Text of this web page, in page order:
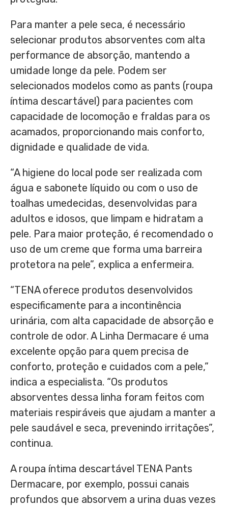
Para manter a pele seca, é necessário
selecionar produtos absorventes com alta
performance de absorção, mantendo a
umidade longe da pele. Podem ser
selecionados modelos como as pants (roupa
íntima descartável) para pacientes com
capacidade de locomoção e fraldas para os
acamados, proporcionando mais conforto,
dignidade e qualidade de vida.
“A higiene do local pode ser realizada com
água e sabonete líquido ou com o uso de
toalhas umedecidas, desenvolvidas para
adultos e idosos, que limpam e hidratam a
pele. Para maior proteção, é recomendado o
uso de um creme que forma uma barreira
protetora na pele”, explica a enfermeira.
“TENA oferece produtos desenvolvidos
especificamente para a incontinência
urinária, com alta capacidade de absorção e
controle de odor. A Linha Dermacare é uma
excelente opção para quem precisa de
conforto, proteção e cuidados com a pele,”
indica a especialista. “Os produtos
absorventes dessa linha foram feitos com
materiais respiráveis que ajudam a manter a
pele saudável e seca, prevenindo irritações”,
continua.
A roupa íntima descartável TENA Pants
Dermacare, por exemplo, possui canais
profundos que absorvem a urina duas vezes